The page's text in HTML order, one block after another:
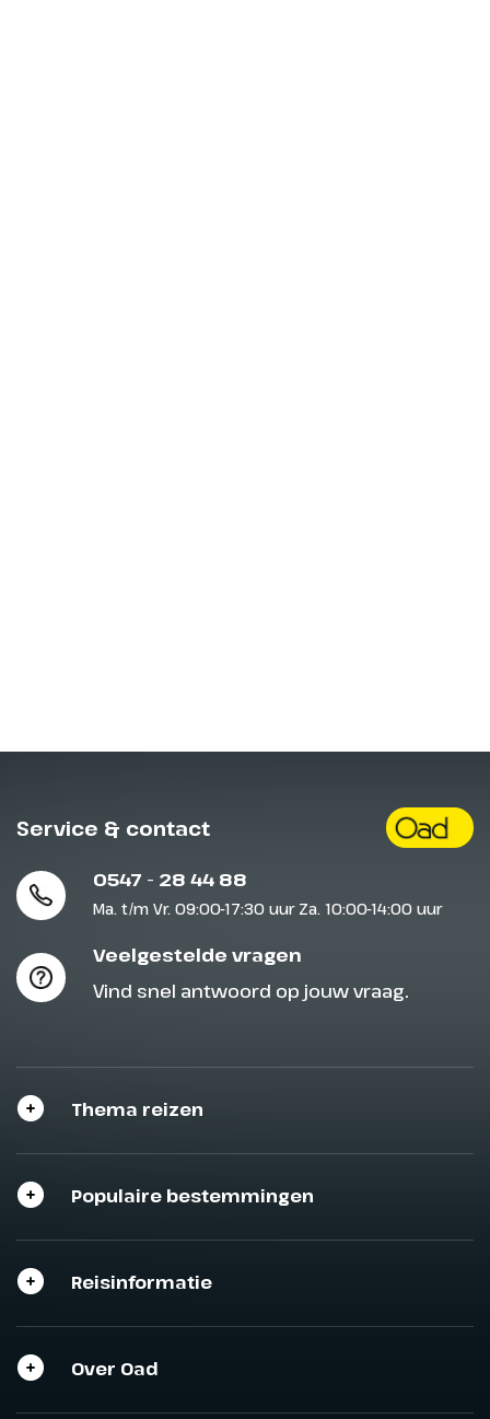
Service & contact
0547 - 28 44 88
Ma. t/m Vr. 09:00-17:30 uur Za. 10:00-14:00 uur
Veelgestelde vragen
Vind snel antwoord op jouw vraag.
Thema reizen
Populaire bestemmingen
Reisinformatie
Over Oad